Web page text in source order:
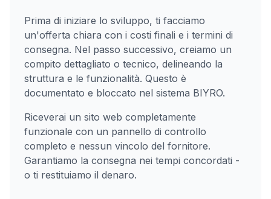
Prima di iniziare lo sviluppo, ti facciamo
un'offerta chiara con i costi finali e i termini di
consegna. Nel passo successivo, creiamo un
compito dettagliato o tecnico, delineando la
struttura e le funzionalità. Questo è
documentato e bloccato nel sistema BIYRO.
Riceverai un sito web completamente
funzionale con un pannello di controllo
completo e nessun vincolo del fornitore.
Garantiamo la consegna nei tempi concordati -
o ti restituiamo il denaro.